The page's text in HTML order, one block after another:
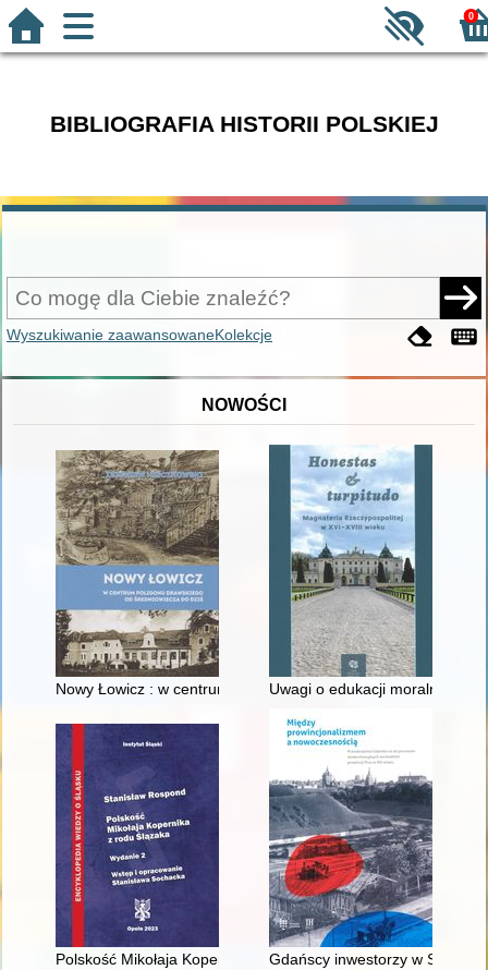
0
BIBLIOGRAFIA HISTORII POLSKIEJ
Wyszukiwanie zaawansowaneKolekcje
NOWOŚCI
Nowy Łowicz : w centrum poligonu drawskiego od
Uwagi o edukacji moralnej
Polskość Mikołaja Kopernika z rodu Ślązaka
Gdańscy inwestorzy w